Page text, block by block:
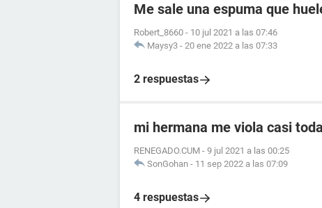
Me sale una espuma que
Robert_8660 - 10 jul 2021 a las 07:46
Maysy3 - 20 ene 2022 a las 07:33
2 respuestas
mi hermana me viola casi
RENEGADO.CUM - 9 jul 2021 a las 00:25
SonGohan - 11 sep 2022 a las 07:09
4 respuestas